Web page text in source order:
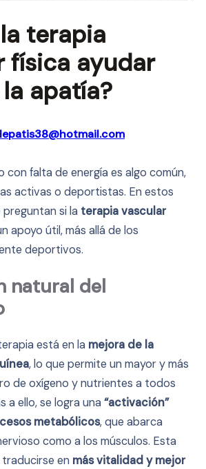
terapia
física ayudar
apatía?
lepatis38@hotmail.com
con falta de energía es algo común,
activas o deportistas. En estos
si la terapia vascular
apoyo útil, más allá de los
deportivos.
natural del
está en la mejora de la
, lo que permite un mayor y más
de oxígeno y nutrientes a todos
a ello, se logra una “activación”
metabólicos, que abarca
como a los músculos. Esta
en más vitalidad y mejor